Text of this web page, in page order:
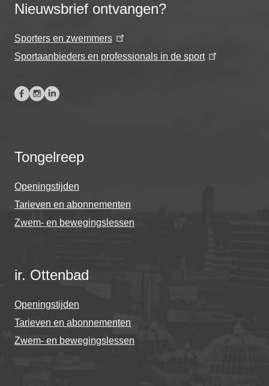
Nieuwsbrief ontvangen?
Sporters en zwemmers
Sportaanbieders en professionals in de sport
Tongelreep
Openingstijden
Tarieven en abonnementen
Zwem- en bewegingslessen
ir. Ottenbad
Openingstijden
Tarieven en abonnementen
Zwem- en bewegingslessen